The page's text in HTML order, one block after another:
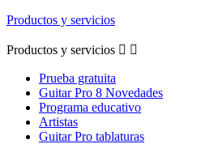
Productos y servicios
Productos y servicios  
Prueba gratuita
Guitar Pro 8 Novedades
Programa educativo
Artistas
Guitar Pro tablaturas